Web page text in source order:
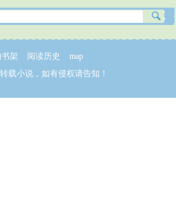
架 阅读历史
map
载小说，如有侵权请告知！